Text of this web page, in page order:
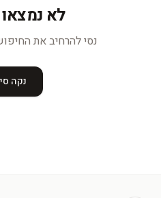
לא
נסי להרחיב את
נקה